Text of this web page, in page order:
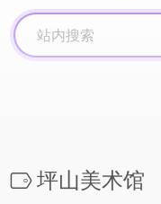
坪山美术馆